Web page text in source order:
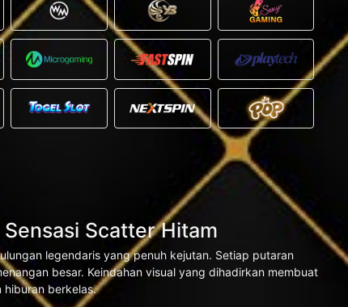
Scatter Hitam
legendaris yang penuh kejutan. Setiap putaran
besar. Keindahan visual yang dihadirkan membuat
hiburan berkelas.